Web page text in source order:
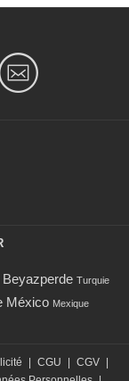
Beyazperde Turquie
México Mexique
| CGU | CGV |